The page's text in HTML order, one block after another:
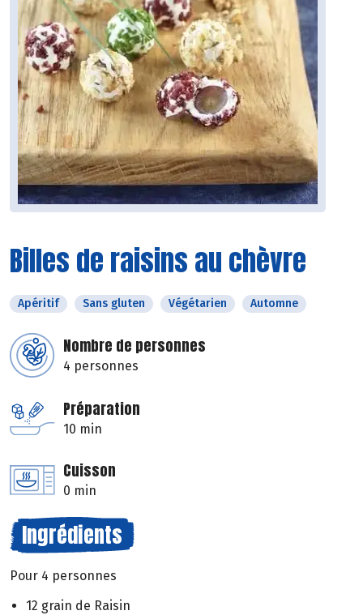
Billes de raisins au chèvre
Apéritif Sans gluten Végétarien Automne
Nombre de personnes
4 personnes
Préparation
10 min
Cuisson
0 min
Ingrédients
Pour 4 personnes
12 grain de Raisin